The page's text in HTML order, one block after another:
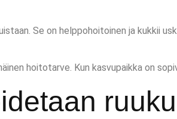
Se on helppohoitoinen ja kukkii
hoitotarve. Kun kasvupaikka on